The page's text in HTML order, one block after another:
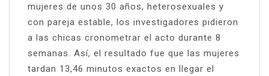
mujeres de unos 30 años, heterosexuales y
con pareja estable, los investigadores pidieron
a las chicas cronometrar el acto durante 8
semanas. Así, el resultado fue que las mujeres
tardan 13,46 minutos exactos en llegar el